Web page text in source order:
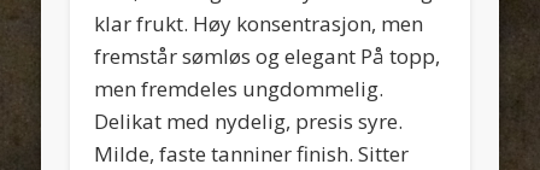
klar frukt. Høy konsentrasjon, men
fremstår sømløs og elegant På topp,
men fremdeles ungdommelig.
Delikat med nydelig, presis syre.
Milde, faste tanniner finish. Sitter